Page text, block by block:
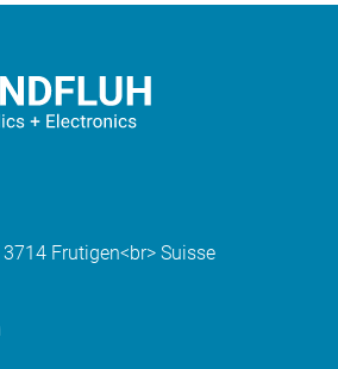
Frutigen<br> Suisse